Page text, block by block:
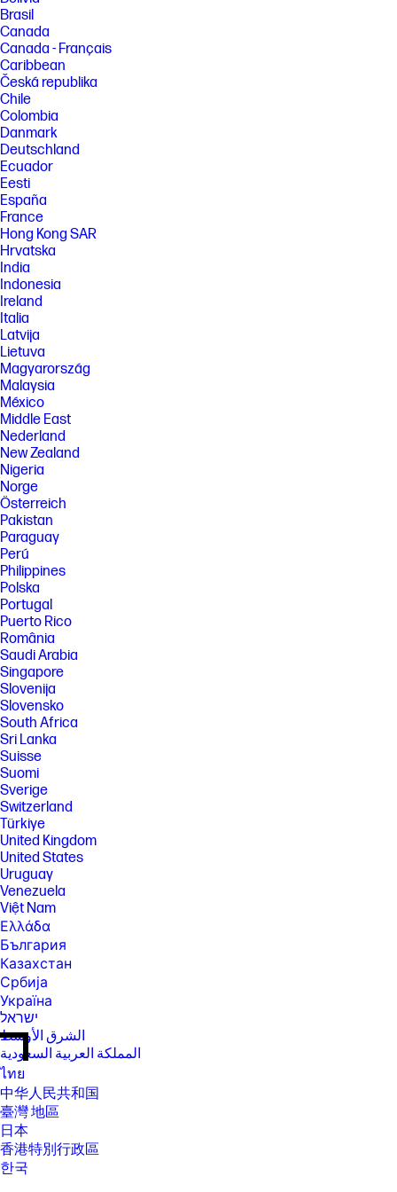
Brasil
Canada
Canada - Français
Caribbean
Česká republika
Chile
Colombia
Danmark
Deutschland
Ecuador
Eesti
España
France
Hong Kong SAR
Hrvatska
India
Indonesia
Ireland
Italia
Latvija
Lietuva
Magyarország
Malaysia
México
Middle East
Nederland
New Zealand
Nigeria
Norge
Österreich
Pakistan
Paraguay
Perú
Philippines
Polska
Portugal
Puerto Rico
România
Saudi Arabia
Singapore
Slovenija
Slovensko
South Africa
Sri Lanka
Suisse
Suomi
Sverige
Switzerland
Türkiye
United Kingdom
United States
Uruguay
Venezuela
Việt Nam
Ελλάδα
България
Казахстан
Србија
Україна
ישראל
الشرق الأوسط
المملكة العربية السعودية
ไทย
中华人民共和国
臺灣 地區
日本
香港特別行政區
한국